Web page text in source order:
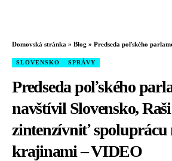
Domovská stránka » Blog » Predseda poľského parlamentu navštívil Slovensko,
SLOVENSKO SPRÁVY
Predseda poľského
navštívil Slovensko,
zintenzívniť spoluprácu
krajinami – VIDEO